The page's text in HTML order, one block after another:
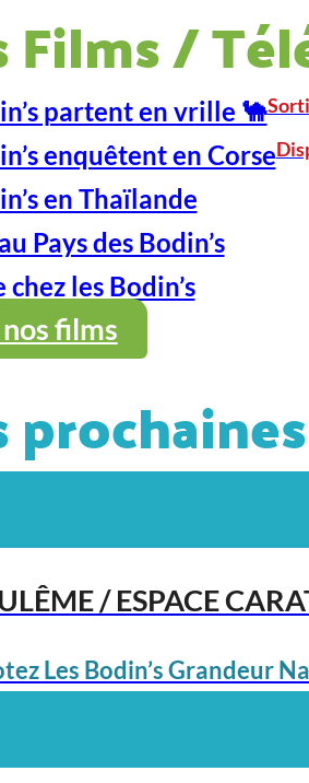
Films /
partent en vrille 🐪
enquêtent en Corse
en Thaïlande
Pays des Bodin’s
les Bodin’s
films
/ ESPACE
Les Bodin’s Grandeur